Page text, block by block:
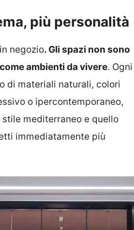
più personalità
negozio. Gli spazi non sono
ambienti da vivere. Ogni
di materiali naturali, colori
o ipercontemporaneo,
mediterraneo e quello
immediatamente più